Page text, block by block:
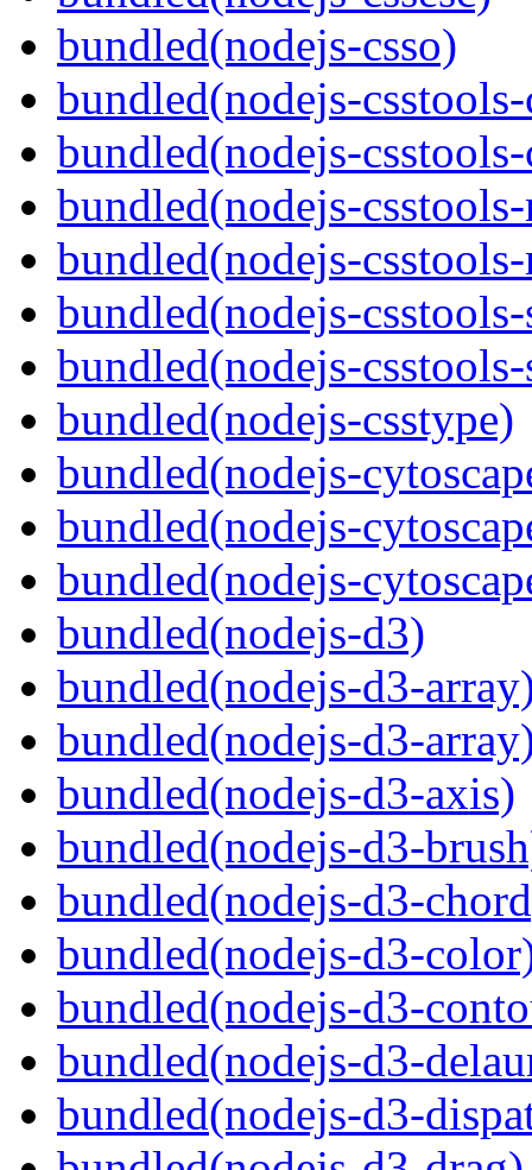
bundled(nodejs-csso)
bundled(nodejs-
bundled(nodejs-
bundled(nodejs-
bundled(nodejs-
bundled(nodejs-
bundled(nodejs-
bundled(nodejs-csstype)
bundled(nodejs-
bundled(nodejs-
bundled(nodejs-
bundled(nodejs-d3)
bundled(nodejs-d3-
bundled(nodejs-d3-
bundled(nodejs-d3-axis)
bundled(nodejs-d3-
bundled(nodejs-d3-
bundled(nodejs-d3-
bundled(nodejs-d3-
bundled(nodejs-d3-
bundled(nodejs-d3-